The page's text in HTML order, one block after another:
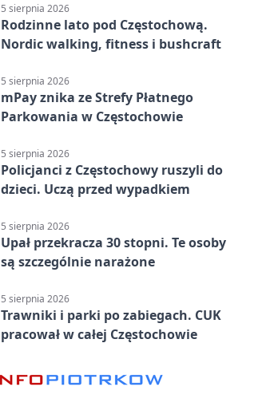
5 sierpnia 2026
Rodzinne lato pod Częstochową.
Nordic walking, fitness i bushcraft
5 sierpnia 2026
mPay znika ze Strefy Płatnego
Parkowania w Częstochowie
5 sierpnia 2026
Policjanci z Częstochowy ruszyli do
dzieci. Uczą przed wypadkiem
5 sierpnia 2026
Upał przekracza 30 stopni. Te osoby
są szczególnie narażone
5 sierpnia 2026
Trawniki i parki po zabiegach. CUK
pracował w całej Częstochowie